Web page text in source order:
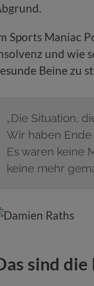
Sports Maniac
und wie
Beine zu
„Die Situation,
Wir haben Ende
Es waren keine
keine mehr
sind